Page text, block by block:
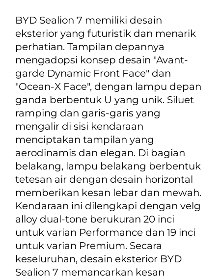
BYD Sealion 7 memiliki desain
eksterior yang futuristik dan menarik
perhatian. Tampilan depannya
mengadopsi konsep desain "Avant-
garde Dynamic Front Face" dan
"Ocean-X Face", dengan lampu depan
ganda berbentuk U yang unik. Siluet
ramping dan garis-garis yang
mengalir di sisi kendaraan
menciptakan tampilan yang
aerodinamis dan elegan. Di bagian
belakang, lampu belakang berbentuk
tetesan air dengan desain horizontal
memberikan kesan lebar dan mewah.
Kendaraan ini dilengkapi denganvelg
alloy dual-tone berukuran 20 inci
untuk varian Performance dan 19 inci
untuk varian Premium. Secara
keseluruhan, desain eksterior BYD
Sealion 7 memancarkan kesan